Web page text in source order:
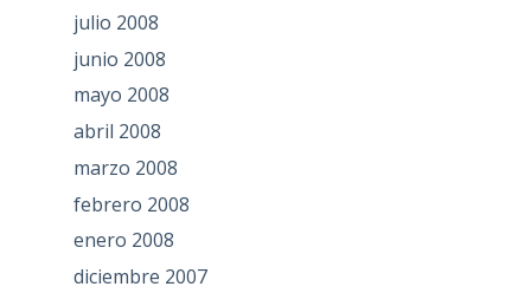
julio 2008
junio 2008
mayo 2008
abril 2008
marzo 2008
febrero 2008
enero 2008
diciembre 2007